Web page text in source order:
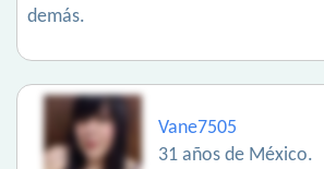
demás.
Vane7505
31 años de México.